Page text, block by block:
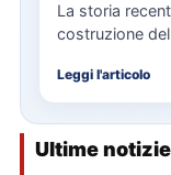
La storia
costruzione
Leggi l'articolo
Ultime notizie